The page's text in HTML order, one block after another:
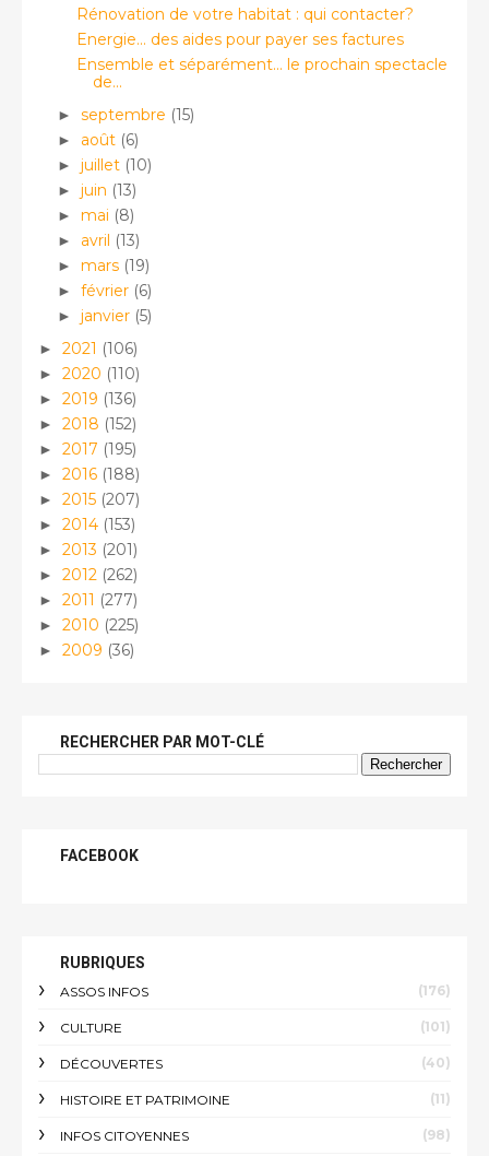
Rénovation de votre habitat : qui contacter?
Energie... des aides pour payer ses factures
Ensemble et séparément... le prochain spectacle
de...
► septembre (15)
► août (6)
► juillet (10)
► juin (13)
► mai (8)
► avril (13)
► mars (19)
► février (6)
► janvier (5)
► 2021 (106)
► 2020 (110)
► 2019 (136)
► 2018 (152)
► 2017 (195)
► 2016 (188)
► 2015 (207)
► 2014 (153)
► 2013 (201)
► 2012 (262)
► 2011 (277)
► 2010 (225)
► 2009 (36)
RECHERCHER PAR MOT-CLÉ
FACEBOOK
RUBRIQUES
ASSOS INFOS (176)
CULTURE (101)
DÉCOUVERTES (40)
HISTOIRE ET PATRIMOINE (11)
INFOS CITOYENNES (98)